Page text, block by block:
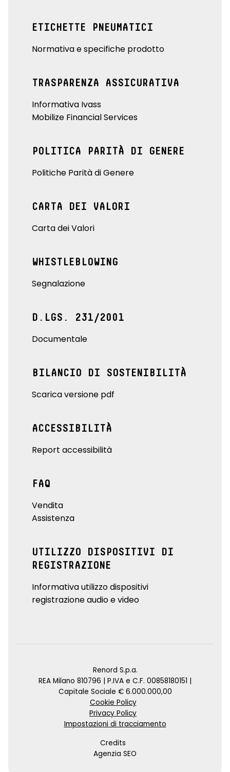
ETICHETTE PNEUMATICI
Normativa e specifiche prodotto
TRASPARENZA ASSICURATIVA
Informativa Ivass
Mobilize Financial Services
POLITICA PARITÀ DI GENERE
Politiche Parità di Genere
CARTA DEI VALORI
Carta dei Valori
WHISTLEBLOWING
Segnalazione
D.LGS. 231/2001
Documentale
BILANCIO DI SOSTENIBILITÀ
Scarica versione pdf
ACCESSIBILITÀ
Report accessibilità
FAQ
Vendita
Assistenza
UTILIZZO DISPOSITIVI DI
REGISTRAZIONE
Informativa utilizzo dispositivi
registrazione audio e video
Renord S.p.a.
REA Milano 810796 | P.IVA e C.F. 00858180151 |
Capitale Sociale € 6.000.000,00
Cookie Policy
Privacy Policy
Impostazioni di tracciamento
Credits
Agenzia SEO